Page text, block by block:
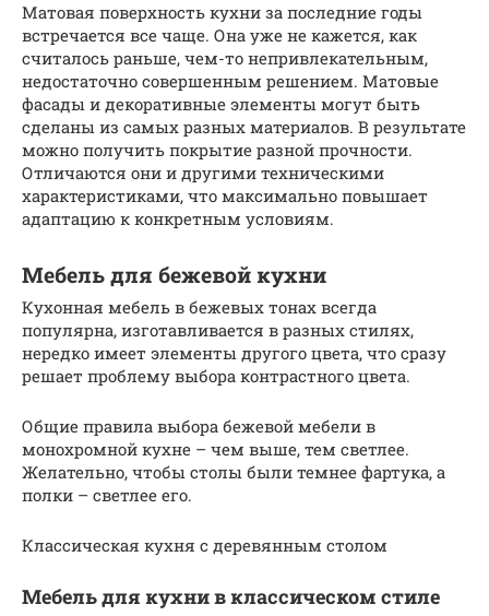
Матовая поверхность кухни за последние годы
встречается все чаще. Она уже не кажется, как
считалось раньше, чем-то непривлекательным,
недостаточно совершенным решением. Матовые
фасады и декоративные элементы могут быть
сделаны из самых разных материалов. В результате
можно получить покрытие разной прочности.
Отличаются они и другими техническими
характеристиками, что максимально повышает
адаптацию к конкретным условиям.
Мебель для бежевой кухни
Кухонная мебель в бежевых тонах всегда
популярна, изготавливается в разных стилях,
нередко имеет элементы другого цвета, что сразу
решает проблему выбора контрастного цвета.
Общие правила выбора бежевой мебели в
монохромной кухне – чем выше, тем светлее.
Желательно, чтобы столы были темнее фартука, а
полки – светлее его.
Классическая кухня с деревянным столом
Мебель для кухни в классическом стиле